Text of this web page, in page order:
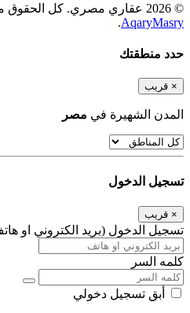
© 2026 عقاري مصري. كل الحقوق محفوظة. مشغل بواسطة
AqaryMasry
.
حدد منطقتك
× قريب
المدن الشهيرة في مصر
تسجيل الدخول
× قريب
تسجيل الدخول (بريد الكتروني او
كلمه السر
أبق تسجيل دخولي